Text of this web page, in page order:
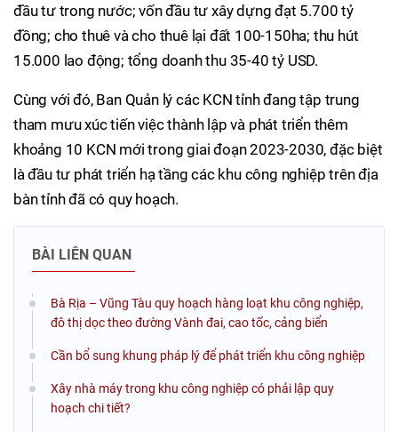
đầu tư trong nước; vốn đầu tư xây dựng đạt 5.700 tỷ
đồng; cho thuê và cho thuê lại đất 100-150ha; thu hút
15.000 lao động; tổng doanh thu 35-40 tỷ USD.
Cùng với đó, Ban Quản lý các KCN tỉnh đang tập trung
tham mưu xúc tiến việc thành lập và phát triển thêm
khoảng 10 KCN mới trong giai đoạn 2023-2030, đặc biệt
là đầu tư phát triển hạ tầng các khu công nghiệp trên địa
bàn tỉnh đã có quy hoạch.
BÀI LIÊN QUAN
Bà Rịa – Vũng Tàu quy hoạch hàng loạt khu công nghiệp,
đô thị dọc theo đường Vành đai, cao tốc, cảng biển
Cần bổ sung khung pháp lý để phát triển khu công nghiệp
Xây nhà máy trong khu công nghiệp có phải lập quy
hoạch chi tiết?